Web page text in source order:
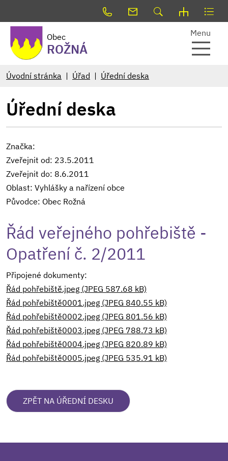
Obec
ROŽNÁ
Menu
Úvodní stránka Úřad Úřední deska
Úřední deska
Značka:
Zveřejnit od: 23.5.2011
Zveřejnit do: 8.6.2011
Oblast: Vyhlášky a nařízení obce
Původce: Obec Rožná
Řád veřejného pohřebiště -
Opatření č. 2/2011
Připojené dokumenty:
Řád pohřebiště.jpeg (JPEG 587.68 kB)
Řád pohřebiště0001.jpeg (JPEG 840.55 kB)
Řád pohřebiště0002.jpeg (JPEG 801.56 kB)
Řád pohřebiště0003.jpeg (JPEG 788.73 kB)
Řád pohřebiště0004.jpeg (JPEG 820.89 kB)
Řád pohřebiště0005.jpeg (JPEG 535.91 kB)
ZPĚT NA ÚŘEDNÍ DESKU